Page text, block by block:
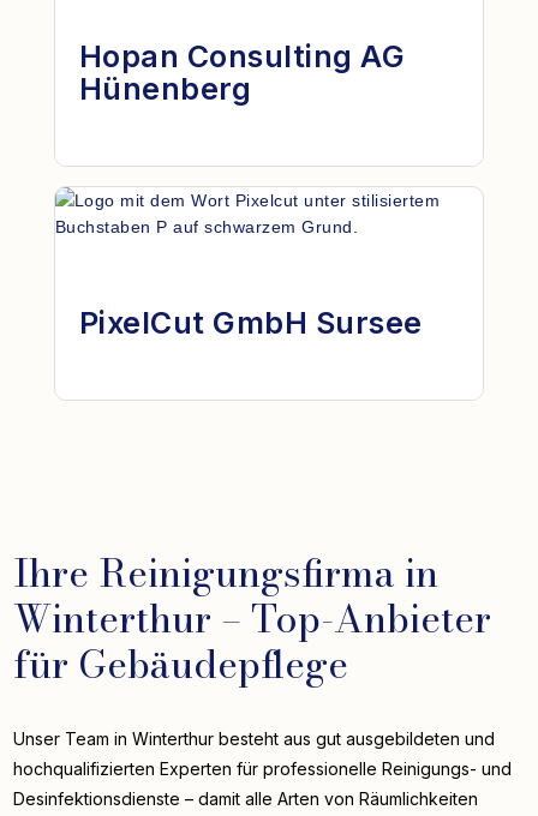
Hopan Consulting AG
Hünenberg
PixelCut GmbH Sursee
Ihre Reinigungsfirma in
Winterthur – Top-Anbieter
für Gebäudepflege
Unser Team in Winterthur besteht aus gut ausgebildeten und
hochqualifizierten Experten für professionelle Reinigungs- und
Desinfektionsdienste – damit alle Arten von Räumlichkeiten